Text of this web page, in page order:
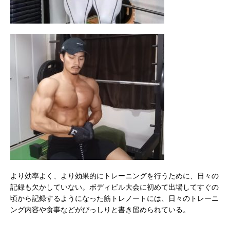
より効率よく、より効果的にトレーニングを行うために、日々の
記録も欠かしていない。ボディビル大会に初めて出場してすぐの
頃から記録するようになった筋トレノートには、日々のトレーニ
ング内容や食事などがびっしりと書き留められている。